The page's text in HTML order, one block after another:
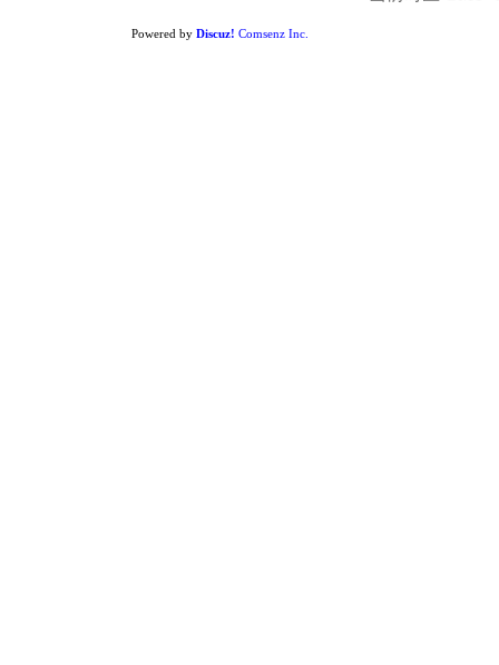
Powered by Discuz! Comsenz Inc.